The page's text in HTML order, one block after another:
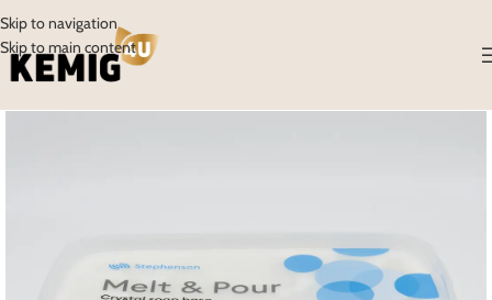
Skip to navigation
Skip to main content